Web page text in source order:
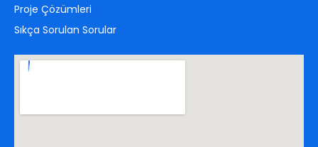
Proje Çözümleri
Sıkça Sorulan Sorular